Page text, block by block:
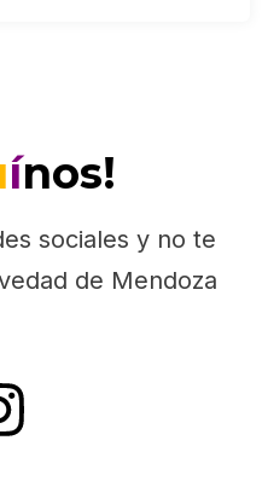
ínos!
sociales y no te
de Mendoza